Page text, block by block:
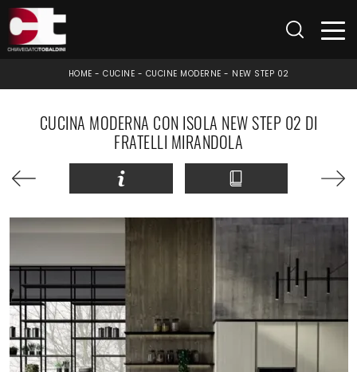
HOME - CUCINE - CUCINE MODERNE - NEW STEP 02
CUCINA MODERNA CON ISOLA NEW STEP 02 DI
FRATELLI MIRANDOLA